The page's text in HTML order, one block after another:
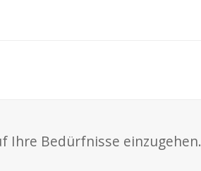
Ihre Bedürfnisse einzugehen.